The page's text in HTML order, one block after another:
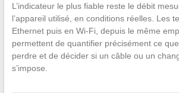
L’indicateur le plus fiable reste le débit
l’appareil utilisé, en conditions réelles. Les
Ethernet puis en Wi-Fi, depuis le même
permettent de quantifier précisément ce
perdre et de décider si un câble ou un
s’impose.